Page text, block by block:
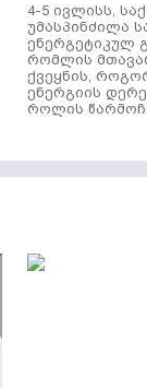
4-5 ივლისს,
უმასპინძილა
ენერგეტიკულ
რომლის
ქვეყნის,
ენერგიის
როლის